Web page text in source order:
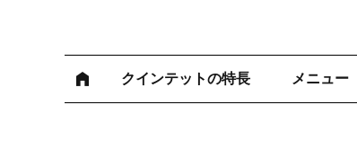
クインテットの特長 メニュー